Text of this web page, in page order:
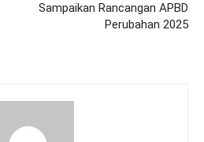
Sampaikan Rancangan APBD
Perubahan 2025